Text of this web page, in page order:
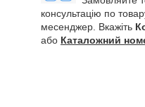
консультацію по
месенджер. Вкажіть
або Каталожний